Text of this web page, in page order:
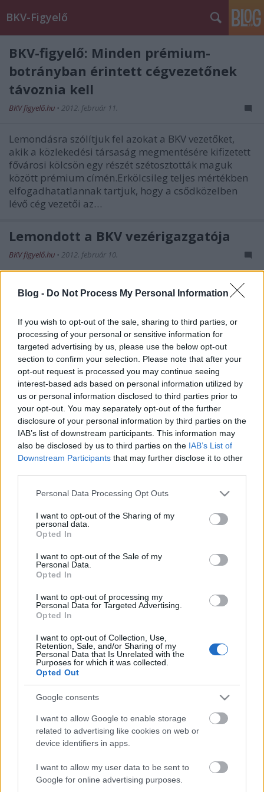
Blog - Do Not Process My Personal Information
If you wish to opt-out of the sale, sharing to third parties, or
processing of your personal or sensitive information for
targeted advertising by us, please use the below opt-out
section to confirm your selection. Please note that after your
opt-out request is processed you may continue seeing
interest-based ads based on personal information utilized by
us or personal information disclosed to third parties prior to
your opt-out. You may separately opt-out of the further
disclosure of your personal information by third parties on the
IAB’s list of downstream participants. This information may
also be disclosed by us to third parties on the IAB’s List of
Downstream Participants that may further disclose it to other
Please note that this website/app uses one or more Google
not limited to your visit or usage behaviour. You may click to
grant or deny consent to Google and its third-party tags to
use your data for below specified purposes in below Google
consent section.
Personal Data Processing Opt Outs
I want to opt-out of the Sharing of my
personal data.
Opted In
I want to opt-out of the Sale of my
Personal Data.
Opted In
I want to opt-out of processing my
Personal Data for Targeted Advertising.
Opted In
I want to opt-out of Collection, Use,
Retention, Sale, and/or Sharing of my
Personal Data that Is Unrelated with the
Purposes for which it was collected.
Opted Out
Google consents
I want to allow Google to enable storage
related to advertising like cookies on web or
device identifiers in apps.
I want to allow my user data to be sent to
Google for online advertising purposes.
BKV-Figyelő
BKV-figyelő: Minden prémium-
botrányban érintett cégvezetőnek
távoznia kell
BKV figyelő.hu • 2012. február 11.
Lemondásra szólítjuk fel azokat a BKV vezetőket,
akik a közlekedési társaság megmentésére kifizetett
fővárosi kölcsön egy részét szétosztották maguk
között prémium címén.Erkölcsileg teljes mértékben
elfogadhatatlannak tartjuk, hogy a csődközelben
lévő cég vezetői az…
Lemondott a BKV vezérigazgatója
BKV figyelő.hu • 2012. február 10.
A főpolgármester sajtósa szerint Várszegi Gyula a
BKV prémiumügye miatt mondott le. A nehéz anyagi
forintot osztottak szét az év végén a vezetők között,
miköben a dolgozók bérkompenzációjára nincs
pénz. A BKV tegnap…
Utasok és járművezetők tolták ki a
trolit a villamos elől
BKV figyelő.hu •2012. február 09.
A fenti videót egyik olvasónk készítette február 7-én
a körúton. Mint azt levelében írja, a lerobbant troli
körülbelül 5-10 percet állt a síneken a reggeli
csúcsban, akadályozva a nagykörúti
villamosközlekedést. A trolit az egyik közelben álló
villamos vezetője és az utasok…
vezetőinek?
Prémiumot és jutalmat is kaptak a BKV vezetői, sőt,
visszakapták a vállalat cégautót használó
menedzserei - írja a mainap.hu. A BKV a múlt héten
még azt közölte: a dolgozók bérkompenzációjára
sincs pénz. A mainap.hu információi…
Rég kifizetett pótdíjat akar
behajtani a BKV
BKV figyelő.hu• 2012. február 07.
Olvasónk, Zsófia a következő eset miatt kéri a